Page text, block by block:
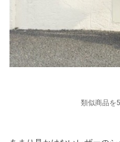
類似商品を